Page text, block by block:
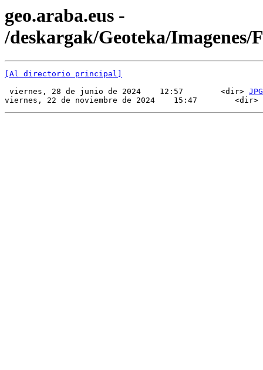
geo.araba.eus -
/deskargak/Geoteka/Imagenes/
[Al directorio principal]
viernes, 28 de junio de 2024    12:57        <dir> JPG
viernes, 22 de noviembre de 2024    15:47        <dir>